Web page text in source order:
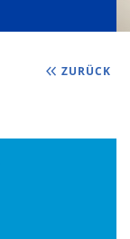
ZURÜCK